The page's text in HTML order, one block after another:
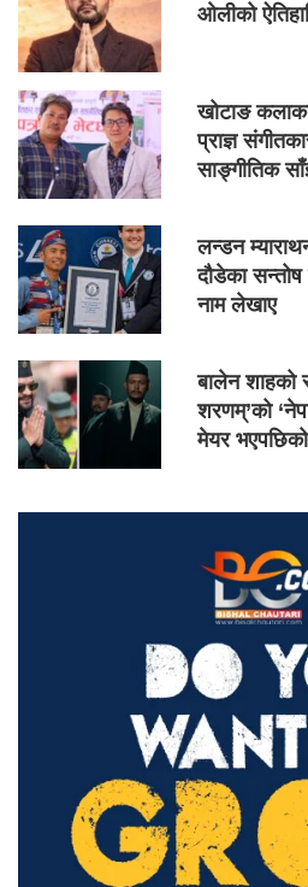
ओलीको
खोटाङ
प्राज्ञ
साङ्गीतिक
लन्डन
दौडेका सन्तोष
नाम लेखाए
बालेन शाहको
शरणम्’को
मेयर